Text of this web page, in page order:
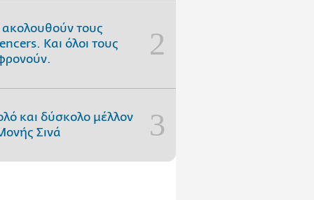
ακολουθούν τους
Και όλοι τους
και δύσκολο μέλλον
Σινά